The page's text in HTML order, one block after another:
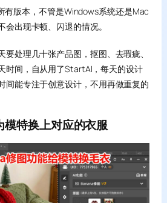
有版本，不管是Windows系统还是Mac
出现卡顿、闪退的情况。
处理几十张产品图，抠图、去瑕疵、
时间，自从用了StartAI，每天的设计
间能专注于创意设计，不用再做重复的
模特换上对应的衣服